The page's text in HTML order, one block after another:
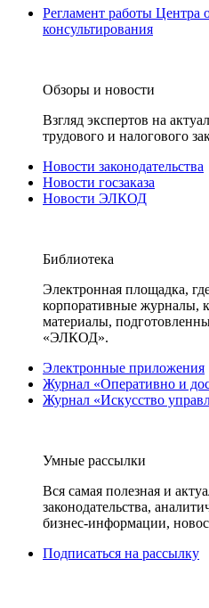
Регламент работы Центра
консультирования
Обзоры и новости
Взгляд экспертов на
трудового и налогового
Новости законодательства
Новости госзаказа
Новости ЭЛКОД
Библиотека
Электронная площадка,
корпоративные журналы,
материалы,
«ЭЛКОД».
Электронные приложения
Журнал «Оперативно и
Журнал «Искусство
Умные рассылки
Вся самая полезная и
законодательства,
бизнес-информации,
Подписаться на рассылку